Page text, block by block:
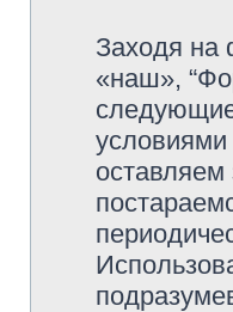
Заходя на
«наш»,